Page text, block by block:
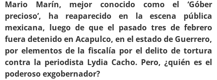
Mario Marín, mejor conocido como el ‘Góber
precioso’, ha reaparecido en la escena pública
mexicana, luego de que el pasado tres de febrero
fuera detenido en Acapulco, en el estado de Guerrero,
por elementos de la fiscalía por el delito de tortura
contra la periodista Lydia Cacho. Pero, ¿quién es el
poderoso exgobernador?